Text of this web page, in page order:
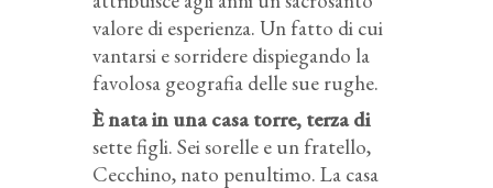
valore di esperienza. Un fatto di cui
vantarsi e sorridere dispiegando la
favolosa geografia delle sue rughe.
È nata in una casa torre, terza di
sette figli. Sei sorelle e un fratello,
Cecchino, nato penultimo. La casa